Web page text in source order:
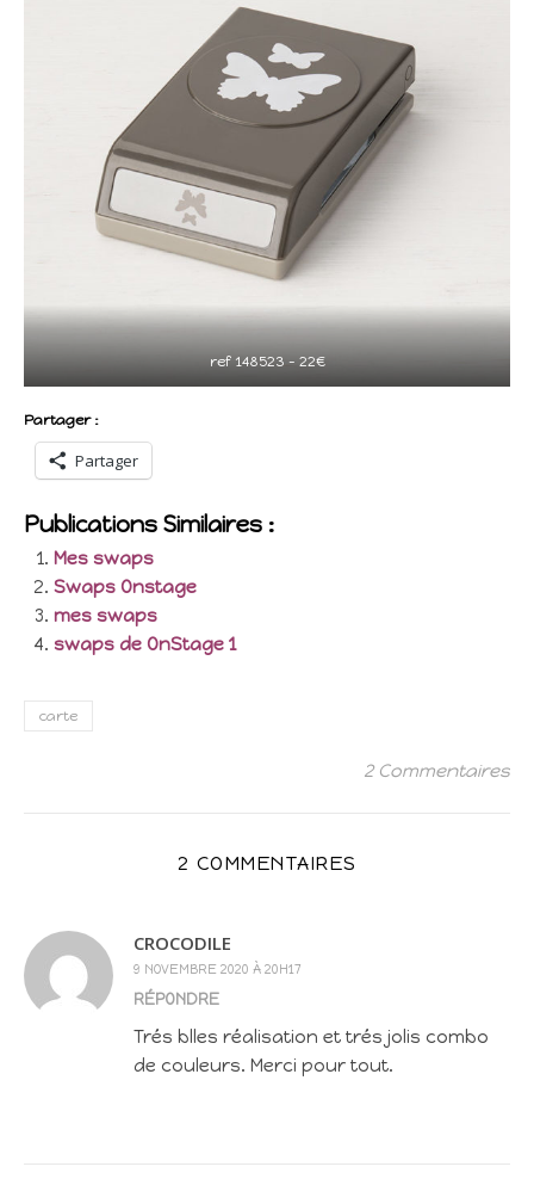
ref 148523 – 22€
Partager :
Partager
Publications Similaires :
Mes swaps
Swaps Onstage
mes swaps
swaps de OnStage 1
carte
2 Commentaires
2 COMMENTAIRES
CROCODILE
9 NOVEMBRE 2020 À 20H17
RÉPONDRE
Trés blles réalisation et trés jolis combo
de couleurs. Merci pour tout.